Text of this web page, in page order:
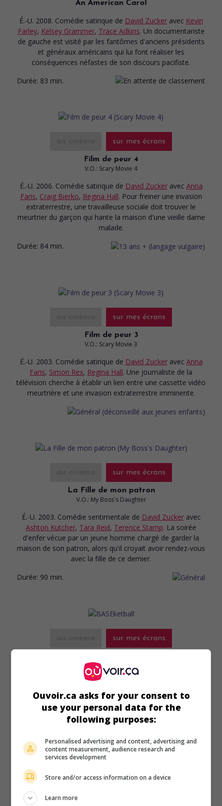
An American Carol
É.-U. 2008. Comédie satirique de David Zucker avec Kevin
Farley, Kelsey Grammer, Trace Adkins. Un documentariste
de gauche est visité par les fantômes d'anciens présidents
et généraux américains qui lui font réaliser les
conséquences néfastes de son discours pacifiste.
Durée: 83 min.
sur mes écrans
Film de peur 4
V.O.: Scary Movie 4
É.-U. 2006. Comédie satirique de David Zucker avec Anna
Faris, Craig Bierko, Regina Hall. Pour freiner une invasion
extraterrestre, une travailleuse sociale doit trouver le
meurtrier du garçon qui hante la maison d'une vieille dame
malade.
Durée: 84 min.
sur mes écrans
Film de peur 3
V.O.: Scary Movie 3
É.-U. 2003. Comédie satirique de David Zucker avec Anna
Faris, Simon Rex, Regina Hall. Une journaliste de la
télévision cherche à établir un lien entre une cassette vidéo
meurtrière et une invasion extraterrestre imminente.
sur mes écrans
La Fille de mon patron
V.O.: My Boss's Daughter
É.-U. 2003. Comédie sentimentale de David Zucker avec
Ashton Kutcher, Tara Reid, Terence Stamp. La soirée
d'enfer vécue par un jeune homme chargé de garder la
maison de son patron, alors qu'il croyait avoir rendez-vous
avec la fille de ce dernier.
Durée: 90 min.
sur mes écrans
É.-U. 1998. Comédiede David Zucker
Yasmine Bleeth
succès inattendu lorsqu'ils inventent un nouveau sport
combinant de manière absurde les règles du baseball et du
basketball.
Ouvoir.ca asks for your consent to
use your personal data for the
following purposes:
Personalised advertising and content, advertising and
content measurement, audience research and
services development
Store and/or access information on a device
Learn more